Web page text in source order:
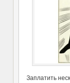
Заплатить